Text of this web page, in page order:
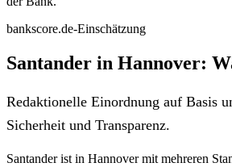
bankscore.de-Einschätzung
Santander in Hannover:
Redaktionelle Einordnung auf Basis
Sicherheit und Transparenz.
Santander ist in Hannover mit mehreren